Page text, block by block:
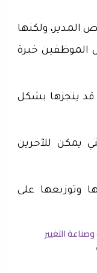
ولكنها
خبرة
قد ينجزها بشكل
يمكن للآخرين
وتوزيعها على
التغيير